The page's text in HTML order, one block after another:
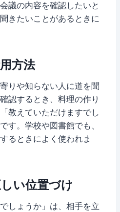
議の内容を確認したいと
きたいことがあるときに
方法
りや知らない人に道を聞
認するとき、料理の作り
教えていただけますでし
す。学校や図書館でも、
るときによく使われま
い位置づけ
しょうか」は、相手を立